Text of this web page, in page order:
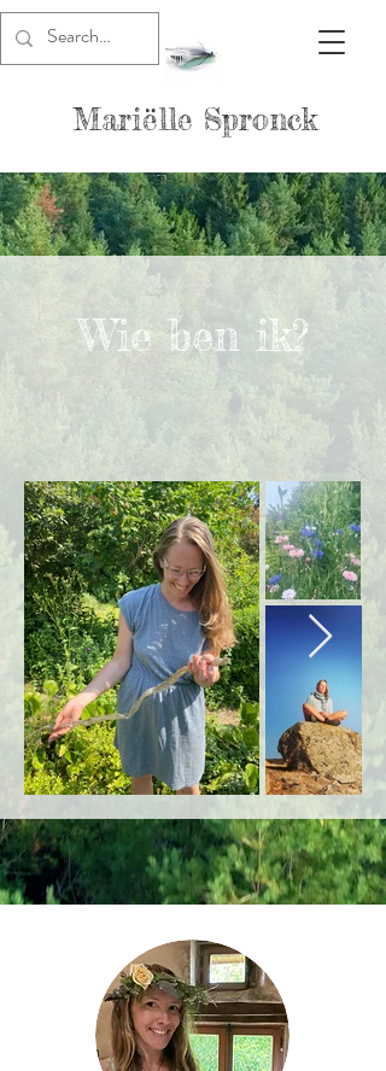
Mariëlle Spronck
Wie ben ik?